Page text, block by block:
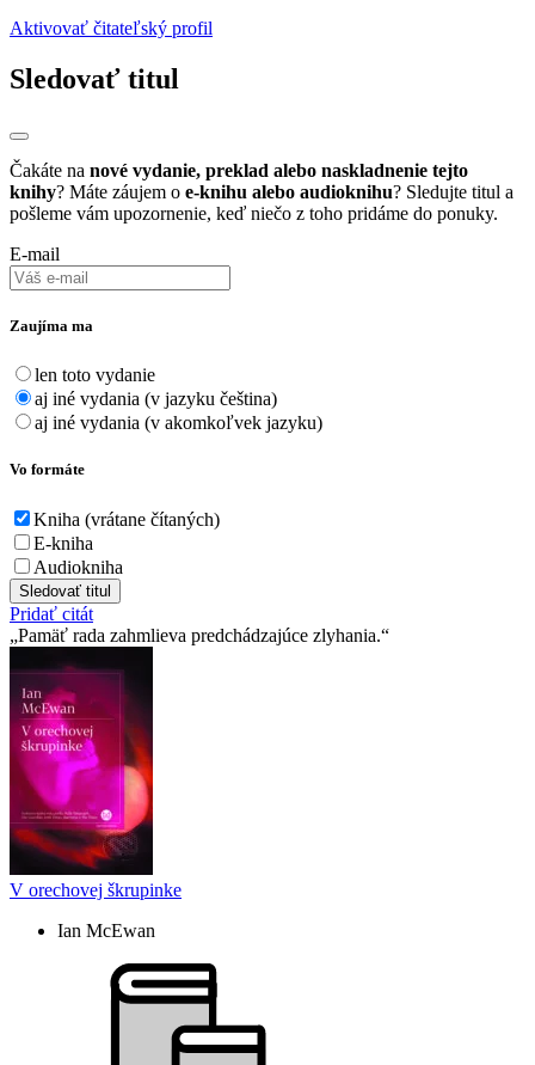
Aktivovať čitateľský profil
Sledovať titul
Čakáte na nové vydanie, preklad alebo naskladnenie tejto
knihy? Máte záujem o e-knihu alebo audioknihu? Sledujte titul a
pošleme vám upozornenie, keď niečo z toho pridáme do ponuky.
E-mail
Zaujíma ma
len toto vydanie
aj iné vydania (v jazyku čeština)
aj iné vydania (v akomkoľvek jazyku)
Vo formáte
Kniha (vrátane čítaných)
E-kniha
Audiokniha
Sledovať titul
Pridať citát
Pamäť rada zahmlieva predchádzajúce zlyhania.
V orechovej škrupinke
Ian McEwan